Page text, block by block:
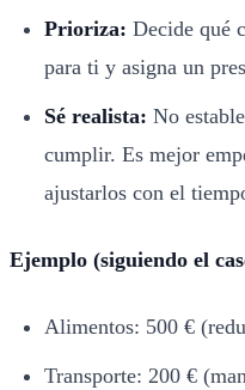
Prioriza: Decide qué
para ti y asigna un
Sé realista: No
cumplir. Es mejor
ajustarlos con el
Ejemplo (siguiendo el
Alimentos: 500 €
Transporte: 200 €